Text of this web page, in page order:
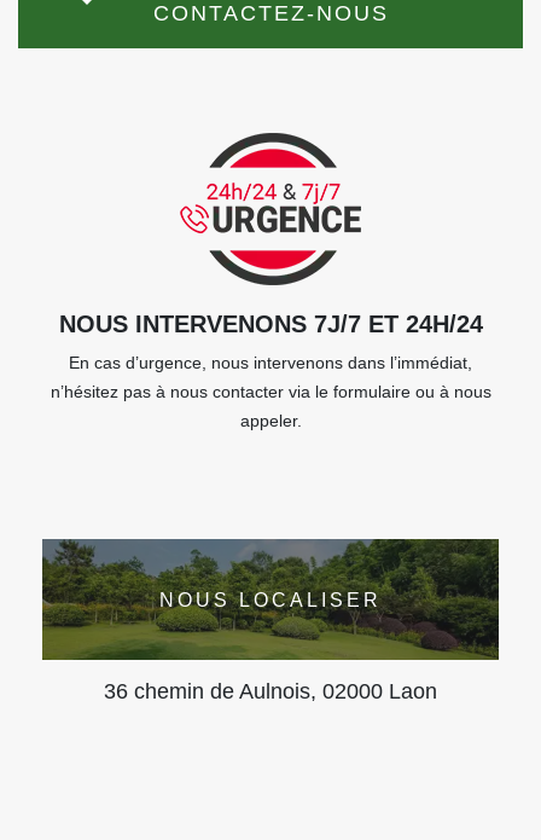
CONTACTEZ-NOUS
NOUS INTERVENONS 7J/7 ET 24H/24
En cas d’urgence, nous intervenons dans l’immédiat,
n’hésitez pas à nous contacter via le formulaire ou à nous
appeler.
NOUS LOCALISER
36 chemin de Aulnois, 02000 Laon